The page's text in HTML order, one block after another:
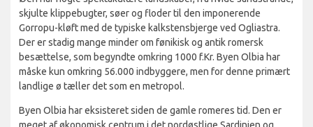
skjulte klippebugter, søer og floder til den imponerende
Gorropu-kløft med de typiske kalkstensbjerge ved Ogliastra.
Der er stadig mange minder om fønikisk og antik romersk
besættelse, som begyndte omkring 1000 f.Kr. Byen Olbia har
måske kun omkring 56.000 indbyggere, men for denne primært
landlige ø tæller det som en metropol.
Byen Olbia har eksisteret siden de gamle romeres tid. Den er